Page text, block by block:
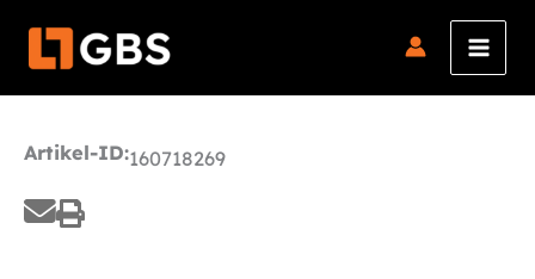
Inhalt
Artikel-ID:160718269